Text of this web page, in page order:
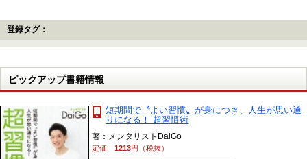
登録タグ：
ピックアップ書籍情報
短期間で〝よい習慣〟が身につき、人生が思い通
りになる！ 超習慣術
著：メンタリストDaiGo
定価1213円（税抜）